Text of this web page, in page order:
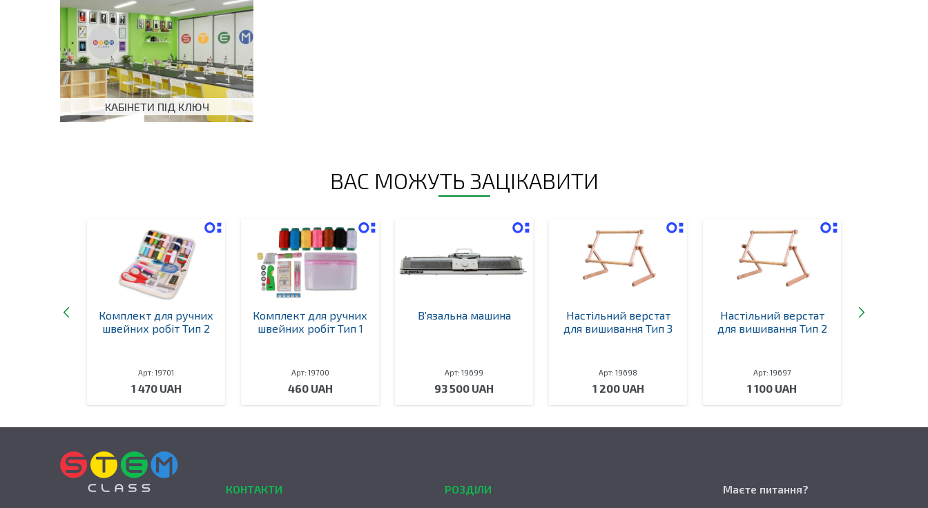
КАБІНЕТИ ПІД КЛЮЧ
ВАС МОЖУТЬ ЗАЦІКАВИТИ
Комплект для ручних
швейних робіт Тип 2
Арт: 19701
1 470 UAH
Комплект для ручних
швейних робіт Тип 1
Арт: 19700
460 UAH
В’язальна машина
Арт: 19699
93 500 UAH
Настільний верстат
для вишивання Тип 3
Арт: 19698
1 200 UAH
Настільний верстат
для вишивання Тип 2
Арт: 19697
1 100 UAH
КОНТАКТИ РОЗДІЛИ Маєте питання?